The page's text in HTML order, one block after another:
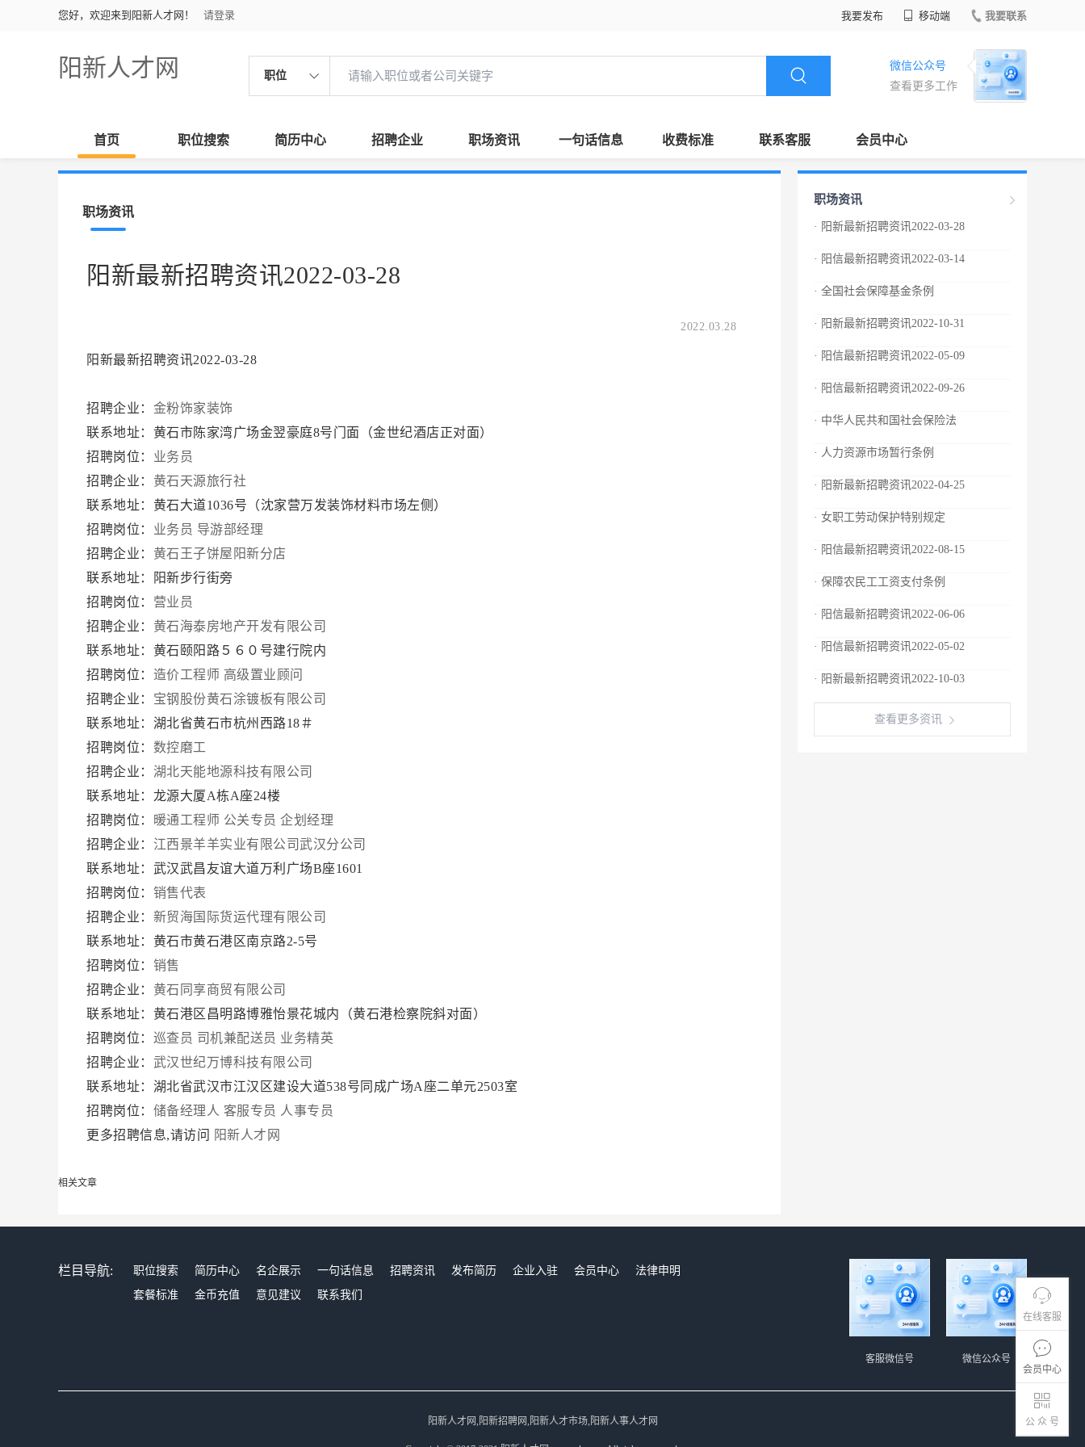
您好，欢迎来到阳新人才网！ 请登录 我要发布 移动端 我要联系
阳新人才网 职位
微信公众号
查看更多工作
首页 职位搜索 简历中心 招聘企业 职场资讯 一句话信息 收费标准 联系客服 会员中心
在线客服
会员中心
公 众 号
职场资讯
阳新最新招聘资讯2022-03-28
2022.03.28
阳新最新招聘资讯2022-03-28
招聘企业： 金粉饰家装饰
联系地址：黄石市陈家湾广场金翌豪庭8号门面（金世纪酒店正对面）
招聘岗位： 业务员
招聘企业： 黄石天源旅行社
联系地址：黄石大道1036号（沈家营万发装饰材料市场左侧）
招聘岗位： 业务员 导游部经理
招聘企业： 黄石王子饼屋阳新分店
联系地址：阳新步行街旁
招聘岗位： 营业员
招聘企业： 黄石海泰房地产开发有限公司
联系地址：黄石颐阳路５６０号建行院内
招聘岗位： 造价工程师 高级置业顾问
招聘企业： 宝钢股份黄石涂镀板有限公司
联系地址：湖北省黄石市杭州西路18＃
招聘岗位： 数控磨工
招聘企业： 湖北天能地源科技有限公司
联系地址：龙源大厦A栋A座24楼
招聘岗位：
暖通工程师 公关专员 企划经理
招聘企业： 江西景羊羊实业有限公司武汉分公司
联系地址：武汉武昌友谊大道万利广场B座1601
招聘岗位： 销售代表
招聘企业： 新贸海国际货运代理有限公司
联系地址：黄石市黄石港区南京路2-5号
招聘岗位： 销售
招聘企业： 黄石同享商贸有限公司
联系地址：黄石港区昌明路博雅怡景花城内（黄石港检察院斜对面）
招聘岗位： 巡查员 司机兼配送员 业务精英
招聘企业： 武汉世纪万博科技有限公司
联系地址：湖北省武汉市江汉区建设大道538号同成广场A座二单元2503室
招聘岗位： 储备经理人 客服专员 人事专员
更多招聘信息,请访问
阳新人才网
相关文章
职场资讯
· 阳新最新招聘资讯2022-03-28
· 阳信最新招聘资讯2022-03-14
· 全国社会保障基金条例
· 阳新最新招聘资讯2022-10-31
· 阳信最新招聘资讯2022-05-09
· 阳信最新招聘资讯2022-09-26
· 中华人民共和国社会保险法
· 人力资源市场暂行条例
· 阳新最新招聘资讯2022-04-25
· 女职工劳动保护特别规定
· 阳信最新招聘资讯2022-08-15
· 保障农民工工资支付条例
· 阳信最新招聘资讯2022-06-06
· 阳信最新招聘资讯2022-05-02
· 阳新最新招聘资讯2022-10-03
查看更多资讯
栏目导航: 职位搜索 简历中心 名企展示 一句话信息 招聘资讯 发布简历 企业入驻 会员中心
法律申明
套餐标准
金币充值 意见建议 联系我们
微信公众号
客服微信号
阳新人才网,阳新招聘网,阳新人才市场,阳新人事人才网